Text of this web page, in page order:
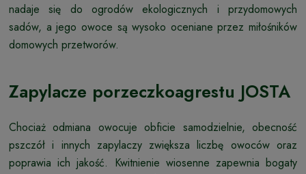
nadaje się do ogrodów ekologicznych i przydomowych
sadów, a jego owoce są wysoko oceniane przez miłośników
domowych przetworów.
Zapylacze porzeczkoagrestu JOSTA
Chociaż odmiana owocuje obficie samodzielnie, obecność
pszczół i innych zapylaczy zwiększa liczbę owoców oraz
poprawia ich jakość. Kwitnienie wiosenne zapewnia bogaty